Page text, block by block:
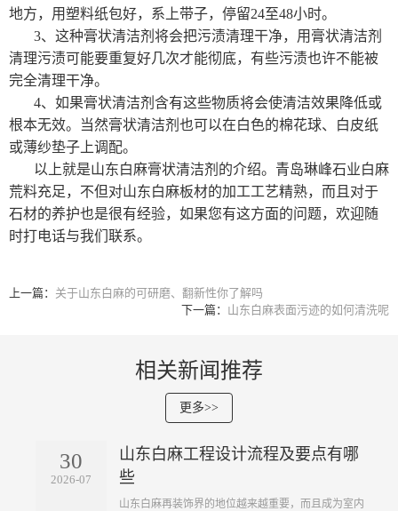
地方，用塑料纸包好，系上带子，停留24至48小时。
3、这种膏状清洁剂将会把污渍清理干净，用膏状清洁剂
清理污渍可能要重复好几次才能彻底，有些污渍也许不能被
完全清理干净。
4、如果膏状清洁剂含有这些物质将会使清洁效果降低或
根本无效。当然膏状清洁剂也可以在白色的棉花球、白皮纸
或薄纱垫子上调配。
以上就是山东白麻膏状清洁剂的介绍。 青岛琳峰石业白麻
荒料充足，不但对山东白麻板材的加工工艺精熟，而且对于
石材的养护也是很有经验，如果您有这方面的问题，欢迎随
时打电话与我们联系。
上一篇： 关于山东白麻的可研磨、翻新性你了解吗
下一篇： 山东白麻表面污迹的如何清洗呢
相关新闻推荐
更多>>
30
2026-07
山东白麻工程设计流程及要点有哪
些
山东白麻再装饰界的地位越来越重要，而且成为室内